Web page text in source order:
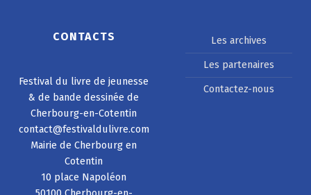
CONTACTS
Festival du livre de jeunesse
& de bande dessinée de
Cherbourg-en-Cotentin
contact@festivaldulivre.com
Mairie de Cherbourg en
Cotentin
10 place Napoléon
Les archives
Les partenaires
Contactez-nous